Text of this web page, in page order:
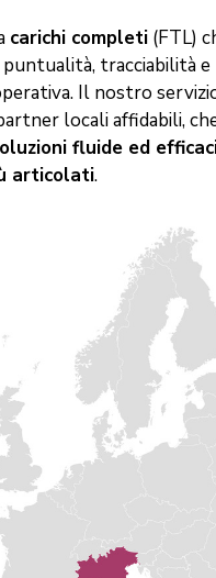
carichi completi(FTL)
tracciabilità e
Il nostro
locali affidabili,
fluide ed
articolati.